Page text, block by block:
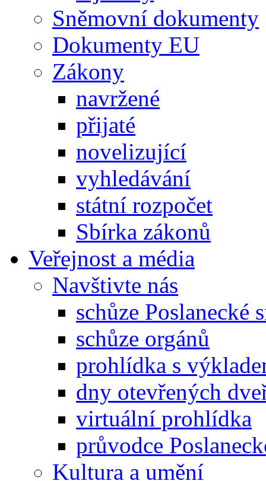
Sněmovní dokumenty
Dokumenty EU
Zákony
navržené
přijaté
novelizující
vyhledávání
státní rozpočet
Sbírka zákonů
Veřejnost a média
Navštivte nás
schůze Poslanecké
schůze orgánů
prohlídka s
dny otevřených
virtuální prohlídka
průvodce
Kultura a umění